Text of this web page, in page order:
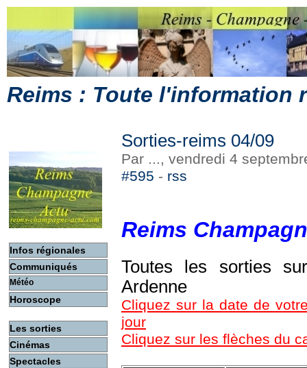
Reims : Toute l'information
Infos régionales
Communiqués
Météo
Horoscope
Les sorties
Cinémas
Spectacles
Sorties-reims 04/09
Par ..., vendredi 4
#595 - rss
Reims
Toutes les sorties
Ardenne
Cliquez sur la date de
jour
Cliquez sur les flèches du